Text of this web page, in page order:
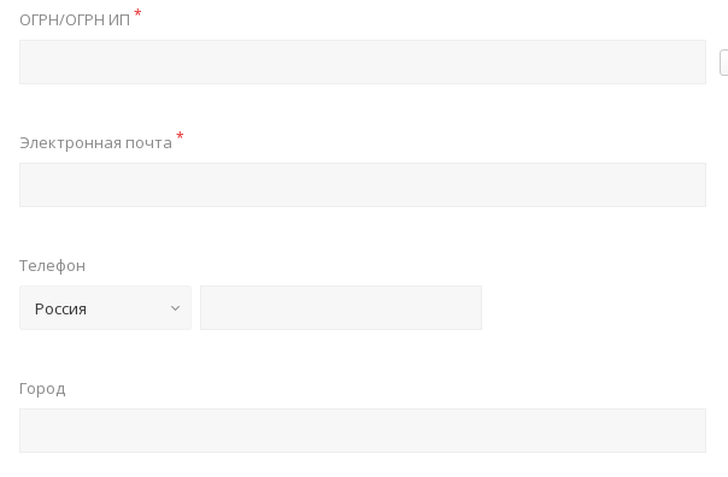
ОГРН/ОГРН ИП *
Электронная почта *
Телефон
Россия
Город